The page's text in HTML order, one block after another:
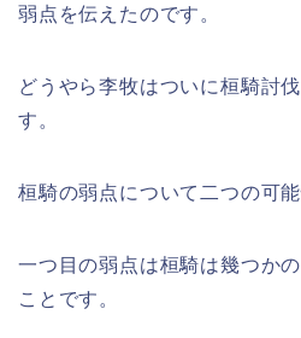
弱点を伝えたのです。
どうやら李牧はついに桓騎討
す。
桓騎の弱点について二つの可
一つ目の弱点は桓騎は幾つか
ことです。